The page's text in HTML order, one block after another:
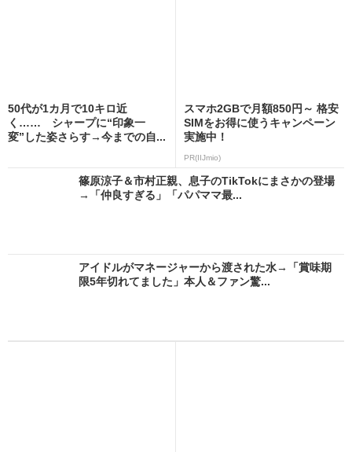
50代が1カ月で10キロ近
く…… シャープに“印象一
変”した姿さらす→今までの自...
スマホ2GBで月額850円～ 格安
SIMをお得に使うキャンペーン
実施中！
PR(IIJmio)
篠原涼子＆市村正親、息子のTikTokにまさかの登場
→「仲良すぎる」「パパママ最...
アイドルがマネージャーから渡された水→「賞味期
限5年切れてました」本人＆ファン驚...